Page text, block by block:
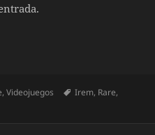
de 2025
,Videojuegos Etiquetas
Irem, Rare,
Últimos juegos de 2025